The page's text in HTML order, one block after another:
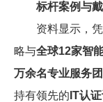
标杆案例与
资料显示，
略与全球12家智
万余名专业服务
持有领先的 IT认